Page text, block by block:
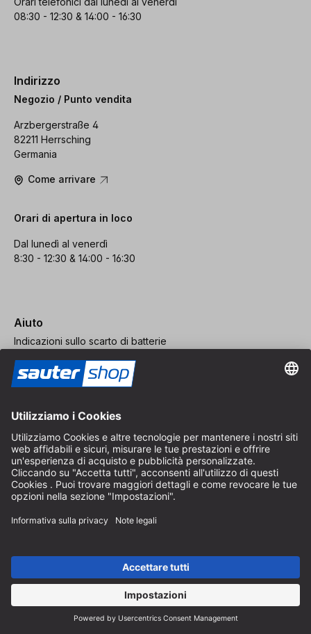
08:30 - 12:30 & 14:00 - 16:30
Indirizzo
Negozio / Punto vendita
Arzbergerstraße 4
82211 Herrsching
Germania
Come arrivare
Orari di apertura in loco
Dal lunedì al venerdì
8:30 - 12:30 & 14:00 - 16:30
Aiuto
Indicazioni sullo scarto di batterie
Spese di consegna e spedizione
Pagamento e tasse
Diritto di recesso
Chi siamo
Carriera
Revoca un contratto
Area rivenditori